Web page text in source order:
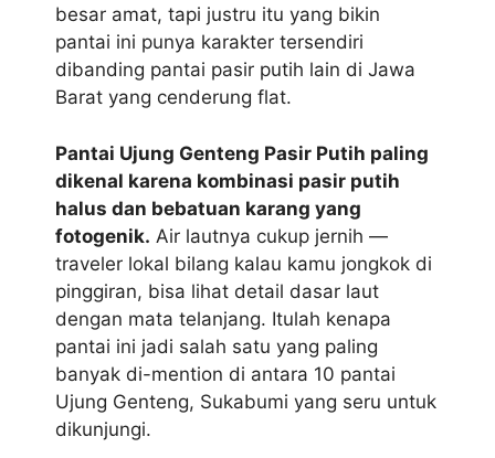
besar amat, tapi justru itu yang bikin
pantai ini punya karakter tersendiri
dibanding pantai pasir putih lain di Jawa
Barat yang cenderung flat.
Pantai Ujung Genteng Pasir Putih paling
dikenal karena kombinasi pasir putih
halus dan bebatuan karang yang
fotogenik. Air lautnya cukup jernih —
traveler lokal bilang kalau kamu jongkok di
pinggiran, bisa lihat detail dasar laut
dengan mata telanjang. Itulah kenapa
pantai ini jadi salah satu yang paling
banyak di-mention di antara 10 pantai
Ujung Genteng, Sukabumi yang seru untuk
dikunjungi.